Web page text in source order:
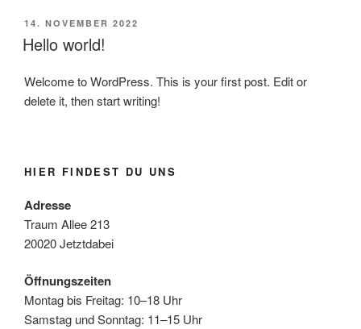
VERÖFFENTLICHT
AM
14. NOVEMBER 2022
Hello world!
Welcome to WordPress. This is your first post. Edit or
delete it, then start writing!
HIER FINDEST DU UNS
Adresse
Traum Allee 213
20020 Jetztdabei
Öffnungszeiten
Montag bis Freitag: 10–18 Uhr
Samstag und Sonntag: 11–15 Uhr